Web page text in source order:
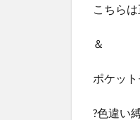
こちら
＆
ポケッ
?色違い